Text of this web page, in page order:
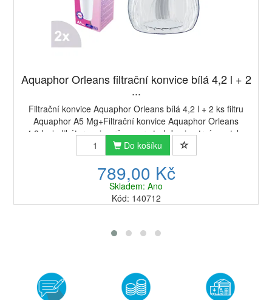
Aquaphor Orleans filtrační konvice bílá 4,2 l + 2
...
Filtrační konvice Aquaphor Orleans bílá 4,2 l + 2 ks filtru
Aquaphor A5 Mg+Filtrační konvice Aquaphor Orleans
4,2 l s indikátorem je určena pro ty, kdo si potrpí na styl a
pohodlí. Filtrační konvice A...
Do košíku
789,00 Kč
Skladem: Ano
Kód: 140712